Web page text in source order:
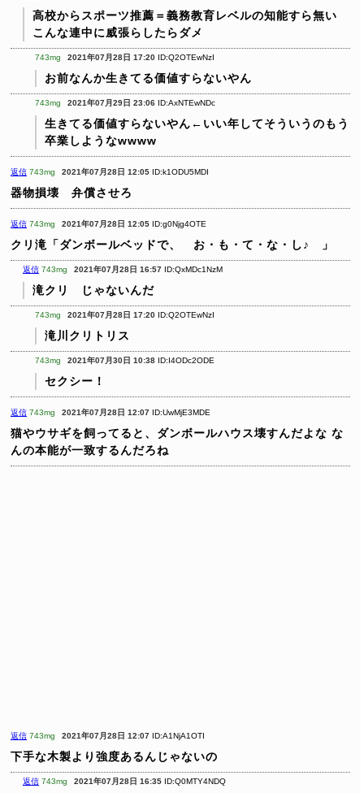
高校からスポーツ推薦＝義務教育レベルの知能すら無い
こんな連中に威張らしたらダメ
743mg 2021年07月28日 17:20 ID:Q2OTEwNzI
お前なんか生きてる価値すらないやん
743mg 2021年07月29日 23:06 ID:AxNTEwNDc
生きてる価値すらないやん←いい年してそういうのもう
卒業しようなwwww
返信 743mg 2021年07月28日 12:05 ID:k1ODU5MDI
器物損壊 弁償させろ
返信 743mg 2021年07月28日 12:05 ID:g0Njg4OTE
クリ滝「ダンボールベッドで、 お・も・て・な・し♪ 」
返信 743mg 2021年07月28日 16:57 ID:QxMDc1NzM
滝クリ じゃないんだ
743mg 2021年07月28日 17:20 ID:Q2OTEwNzI
滝川クリトリス
743mg 2021年07月30日 10:38 ID:I4ODc2ODE
セクシー！
返信 743mg 2021年07月28日 12:07 ID:UwMjE3MDE
猫やウサギを飼ってると、ダンボールハウス壊すんだよな な
んの本能が一致するんだろね
返信 743mg 2021年07月28日 12:07 ID:A1NjA1OTI
下手な木製より強度あるんじゃないの
返信 743mg 2021年07月28日 16:35 ID:Q0MTY4NDQ